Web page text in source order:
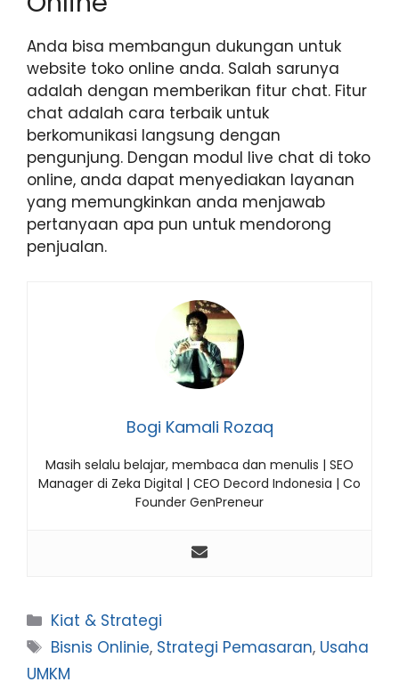
Anda bisa membangun dukungan untuk
website toko online anda. Salah sarunya
adalah dengan memberikan fitur chat. Fitur
chat adalah cara terbaik untuk
berkomunikasi langsung dengan
pengunjung. Dengan modul live chat di toko
online, anda dapat menyediakan layanan
yang memungkinkan anda menjawab
pertanyaan apa pun untuk mendorong
penjualan.
Bogi Kamali Rozaq
Masih selalu belajar, membaca dan menulis | SEO
Manager di Zeka Digital | CEO Decord Indonesia | Co
Founder GenPreneur
Categories
Kiat & Strategi
Tags
Bisnis Onlinie, Strategi Pemasaran, Usaha
UMKM